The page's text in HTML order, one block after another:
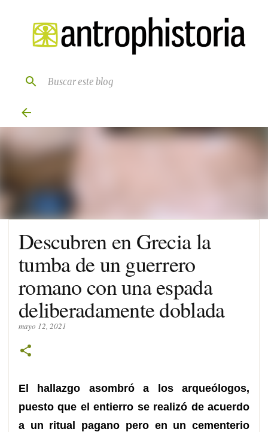
Ir al contenido principal
Descubren en Grecia la
tumba de un guerrero
romano con una espada
deliberadamente doblada
mayo 12, 2021
El hallazgo asombró a los arqueólogos,
puesto que el entierro se realizó de acuerdo
a un ritual pagano pero en un cementerio